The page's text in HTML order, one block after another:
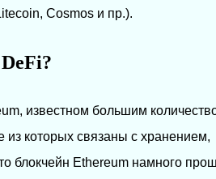
Cosmos и пр.).
известном большим
которых связаны с хранением,
блокчейн Ethereum намного